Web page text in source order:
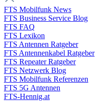
FTS Mobilfunk News
FTS Business Service Blog
FTS FAQ
FTS Lexikon
FTS Antennen Ratgeber
FTS Antennenkabel Ratgeber
FTS Repeater Ratgeber
FTS Netzwerk Blog
FTS Mobilfunk Referenzen
FTS 5G Antennen
FTS-Hennig.at